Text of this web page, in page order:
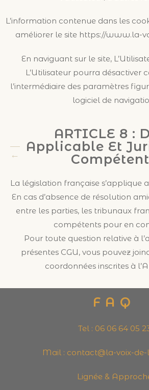
L’information contenue dans les
améliorer le site https://www.la-
En naviguant sur le site,
L’Utilisateur pourra désactiver
l’intermédiaire des paramètres
logiciel de
ARTICLE 8 :
Applicable Et
La législation française s’applique
En cas d’absence de résolution
entre les parties, les tribunaux
compétents pour en
Pour toute question relative à
présentes CGU, vous pouvez
coordonnées inscrites à
FAQ
Tel : 06 06 64 05
Mail : contact@la-voix-
Lignée &